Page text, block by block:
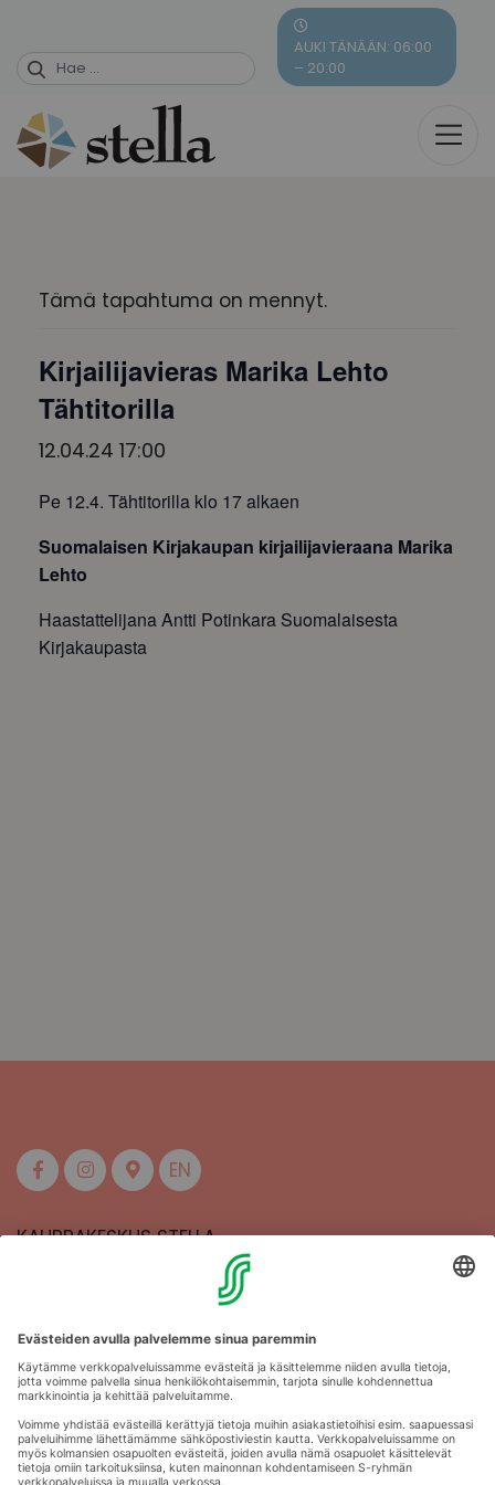
content
AUKI TÄNÄÄN: 06:00
– 20:00
Tämä tapahtuma on mennyt.
Kirjailijavieras Marika Lehto
Tähtitorilla
12.04.24 17:00
Pe 12.4. Tähtitorilla klo 17 alkaen
Suomalaisen Kirjakaupan kirjailijavieraana Marika
Lehto
Haastattelijana Antti Potinkara Suomalaisesta
Kirjakaupasta
EN
KAUPPAKESKUS STELLA
Aukioloajat
Anna palautetta
Kartat
Stellan esittely